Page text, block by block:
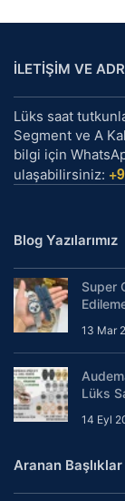
İLETİŞİM VE
Lüks saat
Segment ve A
bilgi için
ulaşabilirsiniz:
Blog Yazılarımız
Super
13 Mar
Lüks
14 Eyl
Aranan Başlıklar